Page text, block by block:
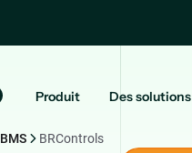
Produit Des solutions
BMS BRControls